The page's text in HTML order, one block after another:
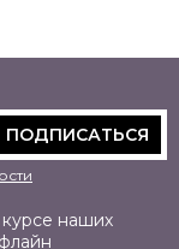
ПОДПИСАТЬСЯ
наших